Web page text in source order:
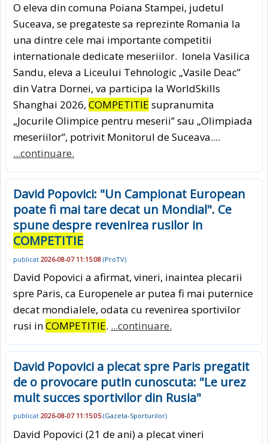
O eleva din comuna Poiana Stampei, judetul
Suceava, se pregateste sa reprezinte Romania la
una dintre cele mai importante competitii
internationale dedicate meseriilor. Ionela Vasilica
Sandu, eleva a Liceului Tehnologic „Vasile Deac”
din Vatra Dornei, va participa la WorldSkills
Shanghai 2026, COMPETITIE supranumita
„Jocurile Olimpice pentru meserii” sau „Olimpiada
meseriilor”, potrivit Monitorul de Suceava....
...continuare.
David Popovici: "Un Campionat European
poate fi mai tare decat un Mondial". Ce
spune despre revenirea rusilor in
COMPETITIE
publicat 2026-08-07 11:15:08 (ProTV)
David Popovici a afirmat, vineri, inaintea plecarii
spre Paris, ca Europenele ar putea fi mai puternice
decat mondialele, odata cu revenirea sportivilor
rusi inCOMPETITIE. ...continuare.
David Popovici a plecat spre Paris pregatit
de o provocare putin cunoscuta: "Le urez
mult succes sportivilor din Rusia"
publicat 2026-08-07 11:15:05(Gazeta-Sporturilor)
David Popovici (21 de ani) a plecat vineri